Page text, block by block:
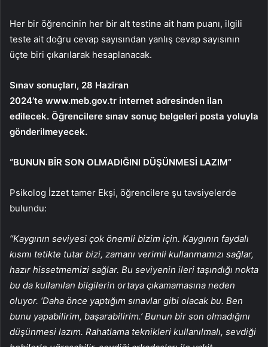
Her bir öğrencinin her bir alt testine ait ham puanı, ilgili
teste ait doğru cevap sayısından yanlış cevap sayısının
üçte biri çıkarılarak hesaplanacak.
Sınav sonuçları, 28 Haziran
2024’te www.meb.gov.tr internet adresinden ilan
edilecek. Öğrencilere sınav sonuç belgeleri posta yoluyla
gönderilmeyecek.
“BUNUN BİR SON OLMADIĞINI DÜŞÜNMESİ LAZIM”
Psikolog İzzet tamer Ekşi, öğrencilere şu tavsiyelerde
bulundu:
“Kaygının seviyesi çok önemli bizim için. Kaygının faydalı
kısmı tetikte tutar bizi, zamanı verimli kullanmamızı sağlar,
hazır hissetmemizi sağlar. Bu seviyenin ileri taşındığı nokta
bu da kullanılan bilgilerin ortaya çıkamamasına neden
oluyor. ‘Daha önce yaptığım sınavlar gibi olacak bu. Ben
bunu yapabilirim, başarabilirim.’ Bunun bir son olmadığını
düşünmesi lazım. Rahatlama teknikleri kullanılmalı, sevdiği